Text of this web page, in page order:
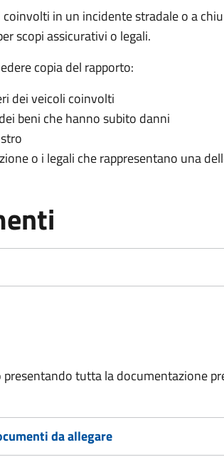
in un incidente stradale o a
scopi assicurativi o legali.
copia del rapporto:
dei veicoli coinvolti
beni che hanno subito danni
o i legali che rappresentano una
tutta la documentazione
da allegare